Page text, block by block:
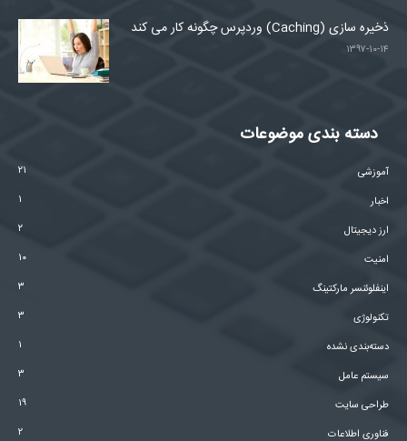
ذخیره سازی (Caching) وردپرس چگونه کار می کند
۱۳۹۷-۱۰-۱۴
دسته بندی موضوعات
آموزشی
۲۱
اخبار
۱
ارز دیجیتال
۲
امنیت
۱۰
اینفلوئنسر مارکتینگ
۳
تکنولوژی
۳
دسته‌بندی نشده
۱
سیستم عامل
۳
طراحی سایت
۱۹
فناوری اطلاعات
۲